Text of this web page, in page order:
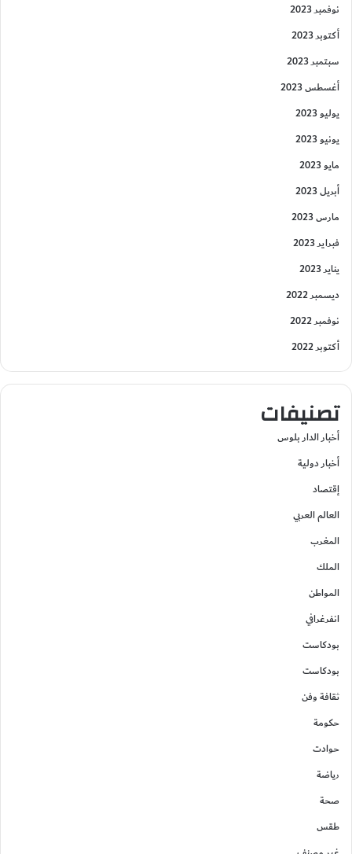
نوفمبر 2023
أكتوبر 2023
سبتمبر 2023
أغسطس 2023
يوليو 2023
يونيو 2023
مايو 2023
أبريل 2023
مارس 2023
فبراير 2023
يناير 2023
ديسمبر 2022
نوفمبر 2022
أكتوبر 2022
تصنيفات
أخبار الدار بلوس
أخبار دولية
إقتصاد
العالم العربي
المغرب
الملك
المواطن
انفرغرافي
بودكاست
بودكاست
ثقافة وفن
حكومة
حوادت
رياضة
صحة
طقس